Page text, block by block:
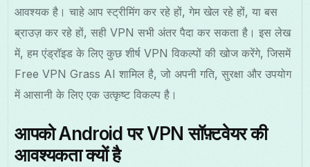
आवश्यक है। चाहे आप स्ट्रीमिंग कर रहे हों, गेम खेल रहे हों, या बस
ब्राउज़ कर रहे हों, सही VPN सभी अंतर पैदा कर सकता है। इस लेख
में, हम एंड्रॉइड के लिए कुछ शीर्ष VPN विकल्पों की खोज करेंगे, जिसमें
Free VPN Grass AI शामिल है, जो अपनी गति, सुरक्षा और उपयोग
में आसानी के लिए एक उत्कृष्ट विकल्प है।
आपको Android पर VPN सॉफ़्टवेयर की
आवश्यकता क्यों है